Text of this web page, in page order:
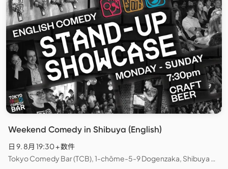
Weekend Comedy in Shibuya (English)
日 9. 8月 19:30 + 数件
Tokyo Comedy Bar (TCB), 1-chōme-5-9 Dogenzaka, Shibuya City, Tokyo, Japan